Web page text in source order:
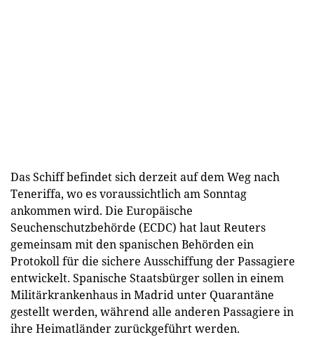
Das Schiff befindet sich derzeit auf dem Weg nach
Teneriffa, wo es voraussichtlich am Sonntag
ankommen wird. Die Europäische
Seuchenschutzbehörde (ECDC) hat laut Reuters
gemeinsam mit den spanischen Behörden ein
Protokoll für die sichere Ausschiffung der Passagiere
entwickelt. Spanische Staatsbürger sollen in einem
Militärkrankenhaus in Madrid unter Quarantäne
gestellt werden, während alle anderen Passagiere in
ihre Heimatländer zurückgeführt werden.